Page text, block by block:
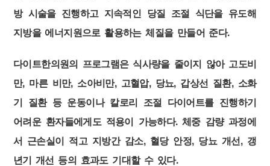
방 시술을 진행하고 지속적인 당질 조절 식단을 유도해
지방을 에너지원으로 활용하는 체질을 만들어 준다.
다이트한의원의 프로그램은 식사량을 줄이지 않아 고도비
만, 마른 비만, 소아비만, 고혈압, 당뇨, 갑상선 질환, 소화
기 질환 등 운동이나 칼로리 조절 다이어트를 진행하기
어려운 환자들에게도 적용이 가능하다. 체중 감량 과정에
서 근손실이 적고 지방간 감소, 혈당 안정, 당뇨 개선, 갱
년기 개선 등의 효과도 기대할 수 있다.